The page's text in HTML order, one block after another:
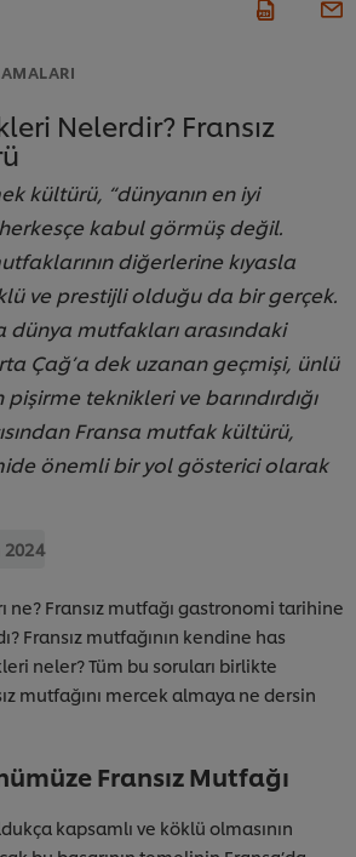
Nelerdir? Fransız
kültürü, “dünyanın en iyi
herkesçe kabul görmüş değil.
diğerlerine kıyasla
ve prestijli olduğu da bir gerçek.
dünya mutfakları arasındaki
Çağ’a dek uzanan geçmişi, ünlü
teknikleri ve barındırdığı
Fransa mutfak kültürü,
önemli bir yol gösterici olarak
2024
ne? Fransız mutfağı gastronomi tarihine
Fransız mutfağının kendine has
neler? Tüm bu soruları birlikte
mutfağını mercek almaya ne dersin
Fransız Mutfağı
kapsamlı ve köklü olmasının